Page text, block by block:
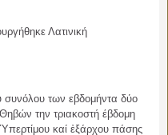
Λατινική
συνόλου των εβδομήντα δύο
την τριακοστή έβδομη
καί ἐξάρχου πάσης